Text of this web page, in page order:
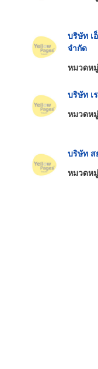
บริษัท เ
จำกัด
หมวดห
บริษัท เ
หมวดห
บริษัท ส
หมวดห